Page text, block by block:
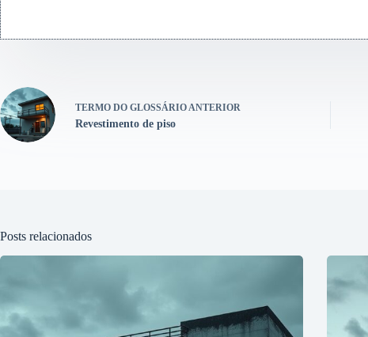
TERMO DO GLOSSÁRIO ANTERIOR
Revestimento de piso
Posts relacionados